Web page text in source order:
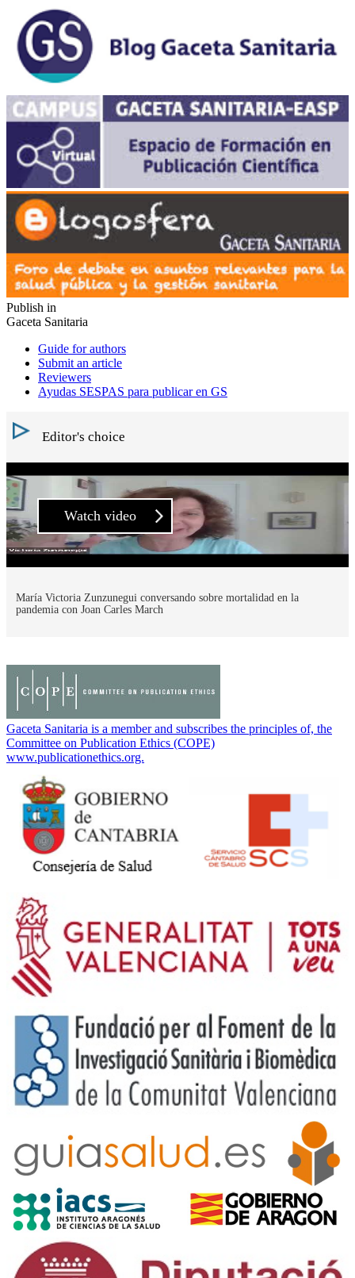
Publish in
Gaceta Sanitaria
Guide for authors
Submit an article
Reviewers
Ayudas SESPAS para publicar en GS
Editor's choice
Watch video
María Victoria Zunzunegui conversando sobre mortalidad en la
pandemia con Joan Carles March
Gaceta Sanitaria is a member and subscribes the principles of, the
Committee on Publication Ethics (COPE)
www.publicationethics.org.